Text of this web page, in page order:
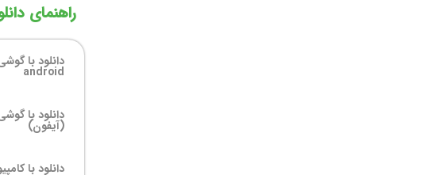
راهنمای
دانلود با
android
(آیفون)
دانلود با